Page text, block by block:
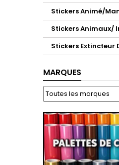
Stickers Animé/
Stickers Animaux/
Stickers Extincteur
MARQUES